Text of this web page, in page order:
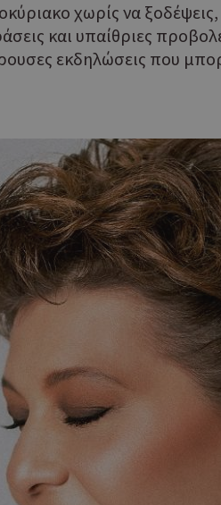
χωρίς να
και υπαίθριες
εκδηλώσεις που